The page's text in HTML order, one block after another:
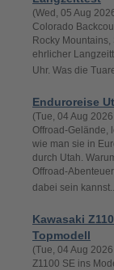
(Wed, 05 Aug
Colorado
Rocky
ehrlicher
Uhr. Was die
Enduroreise
(Tue, 04 Aug
Offroad-Gelände,
wie man sie in
durch Utah.
Offroad-
dabei sein
Kawasaki
Topmodell
(Tue, 04 Aug
Z1100 SE ins